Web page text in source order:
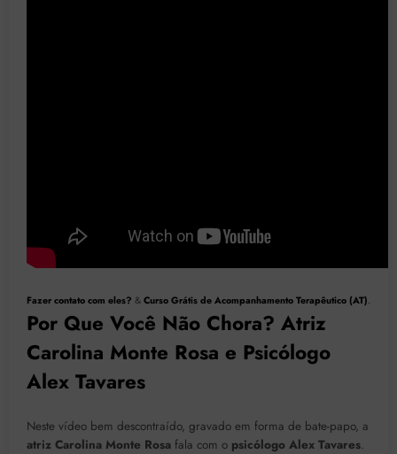
Fazer contato com eles? & Curso Grátis de Acompanhamento Terapêutico (AT).
Por Que Você Não Chora? Atriz
Carolina Monte Rosa e Psicólogo
Alex Tavares
Neste vídeo bem descontraído, gravado em forma de bate-papo, a
atriz Carolina Monte Rosa fala com o psicólogo Alex Tavares.